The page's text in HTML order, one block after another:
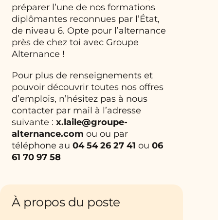
préparer l’une de nos formations
diplômantes reconnues par l’État,
de niveau 6. Opte pour l’alternance
près de chez toi avec Groupe
Alternance !
Pour plus de renseignements et
pouvoir découvrir toutes nos offres
d’emplois, n’hésitez pas à nous
contacter par mail à l’adresse
suivante : x.laile@groupe-
alternance.com ou ou par
téléphone au 04 54 26 27 41 ou 06
61 70 97 58
À propos du poste